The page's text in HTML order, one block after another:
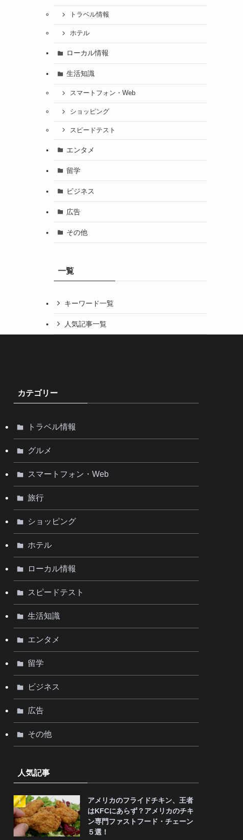
トラベル情報
ホテル
ローカル情報
生活知識
スマートフォン・Web
ショッピング
スピードテスト
エンタメ
留学
ビジネス
広告
その他
一覧
キーワード一覧
人気記事一覧
カテゴリー
トラベル情報
グルメ
スマートフォン・Web
旅行
ショッピング
ホテル
ローカル情報
スピードテスト
生活知識
エンタメ
留学
ビジネス
広告
その他
人気記事
アメリカのフライドチキン、王者
はKFCにあらず？アメリカのチキ
ン専門ファストフード・チェーン
５選！